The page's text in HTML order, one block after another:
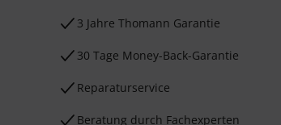
3 Jahre Thomann Garantie
30 Tage Money-Back-Garantie
Reparaturservice
Beratung durch Fachexperten